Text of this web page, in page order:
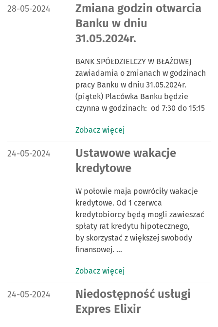
DATA PUBLIKACJI:
28-05-2024
Zmiana godzin otwarcia
Banku w dniu
31.05.2024r.
BANK SPÓŁDZIELCZY W BŁAŻOWEJ
zawiadamia o zmianach w godzinach
pracy Banku w dniu 31.05.2024r.
(piątek) Placówka Banku będzie
czynna w godzinach: od 7:30 do 15:15
Zobacz więcej
DATA PUBLIKACJI:
24-05-2024
Ustawowe wakacje
kredytowe
W połowie maja powróciły wakacje
kredytowe. Od 1 czerwca
kredytobiorcy będą mogli zawieszać
spłaty rat kredytu hipotecznego,
by skorzystać z większej swobody
finansowej. …
Zobacz więcej
DATA PUBLIKACJI:
24-05-2024
Niedostępność usługi
Expres Elixir